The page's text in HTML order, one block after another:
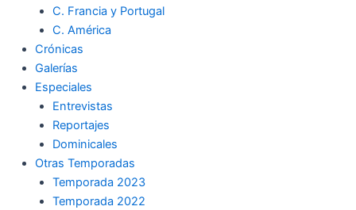
C. Francia y Portugal
C. América
Crónicas
Galerías
Especiales
Entrevistas
Reportajes
Dominicales
Otras Temporadas
Temporada 2023
Temporada 2022